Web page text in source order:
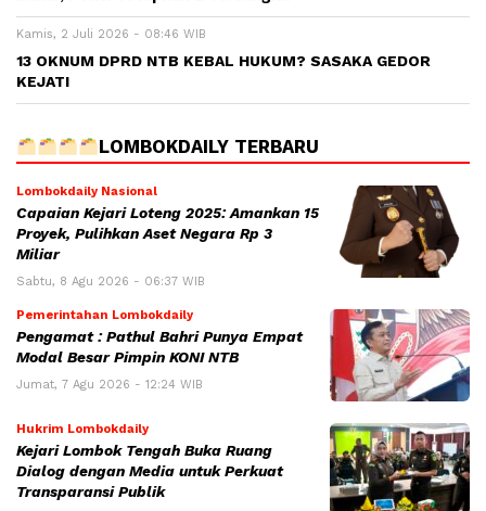
Kamis, 2 Juli 2026 - 08:46 WIB
13 OKNUM DPRD NTB KEBAL HUKUM? SASAKA GEDOR
KEJATI
LOMBOKDAILY TERBARU
Lombokdaily Nasional
Capaian Kejari Loteng 2025: Amankan 15
Proyek, Pulihkan Aset Negara Rp 3
Miliar
Sabtu, 8 Agu 2026 - 06:37 WIB
Pemerintahan Lombokdaily
Pengamat : Pathul Bahri Punya Empat
Modal Besar Pimpin KONI NTB
Jumat, 7 Agu 2026 - 12:24 WIB
Hukrim Lombokdaily
Kejari Lombok Tengah Buka Ruang
Dialog dengan Media untuk Perkuat
Transparansi Publik